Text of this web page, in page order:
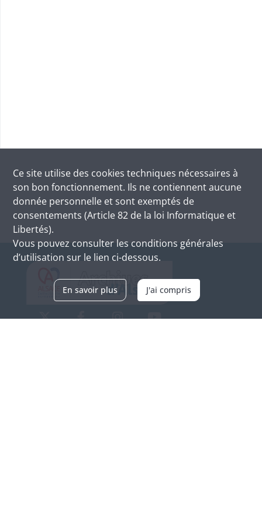
Ce site utilise des cookies techniques nécessaires à
son bon fonctionnement. Ils ne contiennent aucune
donnée personnelle et sont exemptés de
consentements (Article 82 de la loi Informatique et
Libertés).
Vous pouvez consulter les conditions générales
d’utilisation sur le lien ci-dessous.
En savoir plus J'ai compris